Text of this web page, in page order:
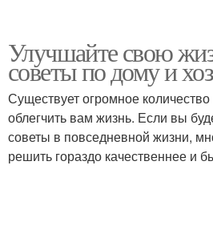
Курица с лапшой
Овощи с курицей
Улучшайте свою
советы по дому и
Существует огромное
облегчить вам жизнь. Если вы
советы в повседневной жизни,
решить гораздо качественнее и